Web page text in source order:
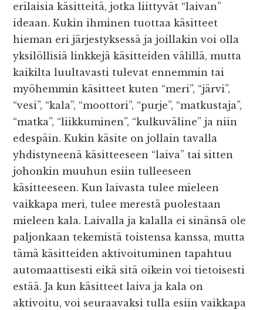
erilaisia käsitteitä, jotka liittyvät “laivan”
ideaan. Kukin ihminen tuottaa käsitteet
hieman eri järjestyksessä ja joillakin voi olla
yksilöllisiä linkkejä käsitteiden välillä, mutta
kaikilta luultavasti tulevat ennemmin tai
myöhemmin käsitteet kuten “meri”, “järvi”,
“vesi”, “kala”, “moottori”, “purje”, “matkustaja”,
“matka”, “liikkuminen”, “kulkuväline” ja niin
edespäin. Kukin käsite on jollain tavalla
yhdistyneenä käsitteeseen “laiva” tai sitten
johonkin muuhun esiin tulleeseen
käsitteeseen. Kun laivasta tulee mieleen
vaikkapa meri, tulee merestä puolestaan
mieleen kala. Laivalla ja kalalla ei sinänsä ole
paljonkaan tekemistä toistensa kanssa, mutta
tämä käsitteiden aktivoituminen tapahtuu
automaattisesti eikä sitä oikein voi tietoisesti
estää. Ja kun käsitteet laiva ja kala on
aktivoitu, voi seuraavaksi tulla esiin vaikkapa